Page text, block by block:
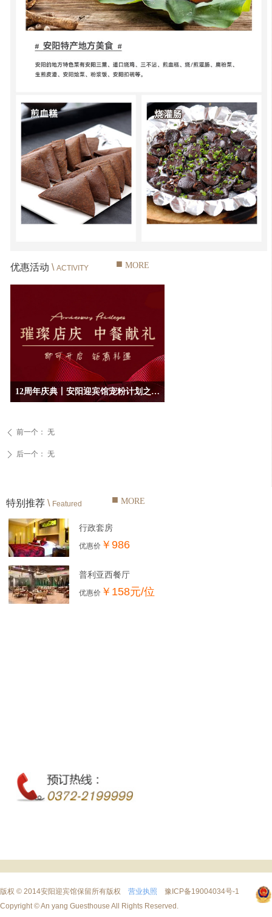
优惠活动 \ ACTIVITY ■ MORE
12周年庆典丨安阳迎宾馆宠粉计划之中餐篇~
ꄴ 前一个： 无
ꄲ 后一个： 无
特别推荐 \ Featured ■ MORE
行政套房
优惠价 ￥986
普利亚西餐厅
优惠价 ￥158元/位
版权 © 2014安阳迎宾馆保留所有版权 营业执照
豫ICP备19004034号-1
Copyright © An yang Guesthouse All Rights Reserved.